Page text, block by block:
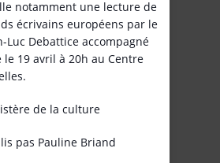
notamment une lecture de
écrivains européens par le
Luc Debattice accompagné
le 19 avril à 20h au Centre
de la culture
pas Pauline Briand